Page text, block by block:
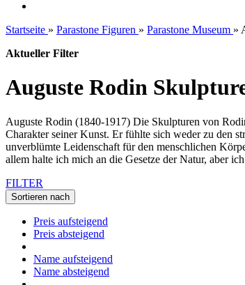
Startseite » Parastone Figuren » Parastone Museum »
Aktueller Filter
Auguste Rodin
Auguste Rodin (1840-1917) Die Skulpturen von
Charakter seiner Kunst. Er fühlte sich weder zu den
unverblümte Leidenschaft für den menschlichen
allem halte ich mich an die Gesetze der Natur, aber
FILTER
Sortieren nach
Preis aufsteigend
Preis absteigend
Name aufsteigend
Name absteigend